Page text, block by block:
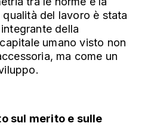
del lavoro è stata
della
umano visto non
ma come un
sul merito e sulle